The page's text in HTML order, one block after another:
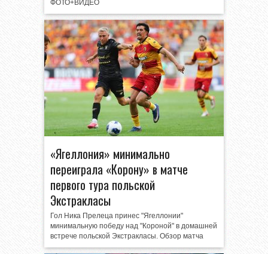
ФОТО+ВИДЕО
«Ягеллония» минимально
переиграла «Корону» в матче
первого тура польской
Экстракласы
Гол Ника Прелеца принес "Ягеллонии"
минимальную победу над "Короной" в домашней
встрече польской Экстракласы. Обзор матча